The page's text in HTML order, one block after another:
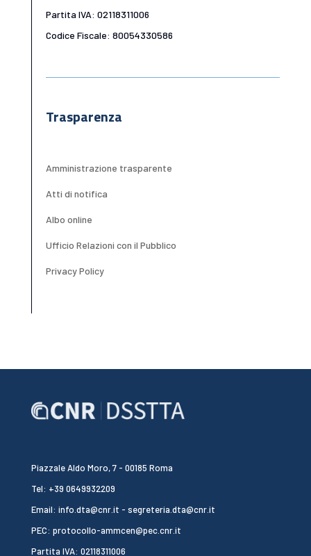
Partita IVA: 02118311006
Codice Fiscale: 80054330586
Trasparenza
Amministrazione trasparente
Atti di notifica
Albo online
Ufficio Relazioni con il Pubblico
Privacy Policy
Piazzale Aldo Moro, 7 - 00185 Roma
Tel: +39 0649932209
Email: info.dta@cnr.it - segreteria.dta@cnr.it
PEC: protocollo-ammcen@pec.cnr.it
Partita IVA: 02118311006